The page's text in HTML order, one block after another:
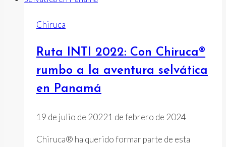
Chiruca
Ruta INTI 2022: Con Chiruca®
rumbo a la aventura selvática
en Panamá
19 de julio de 20221 de febrero de 2024
Chiruca® ha querido formar parte de esta